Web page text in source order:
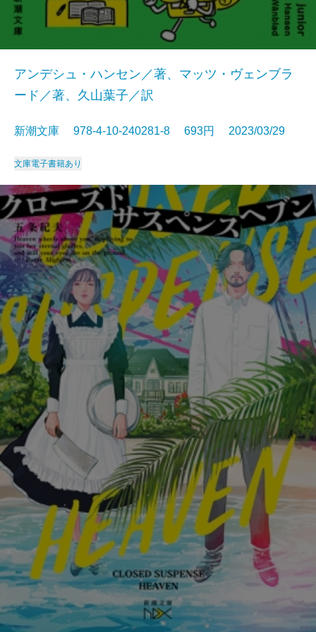
アンデシュ・ハンセン／著、マッツ・ヴェンブラ
ード／著、久山葉子／訳
新潮文庫 978-4-10-240281-8 693円 2023/03/29
文庫電子書籍あり